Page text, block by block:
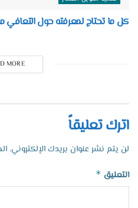
كل ما تحتاج لمعرفته حول التعافي
MORE
اترك تعليقاً
لن يتم نشر عنوان بريدك الإلكتروني.
التعليق *